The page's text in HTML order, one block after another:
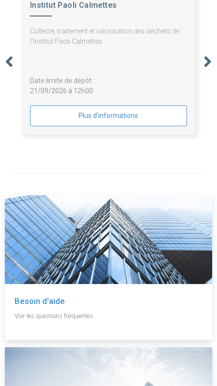
Institut Paoli Calmettes
Collecte, traitement et valorisation des déchets de
l'Institut Paoli Calmettes
Date limite de dépôt :
21/09/2026 à 12h00
Plus d'informations
Besoin d'aide
Voir les questions fréquentes.